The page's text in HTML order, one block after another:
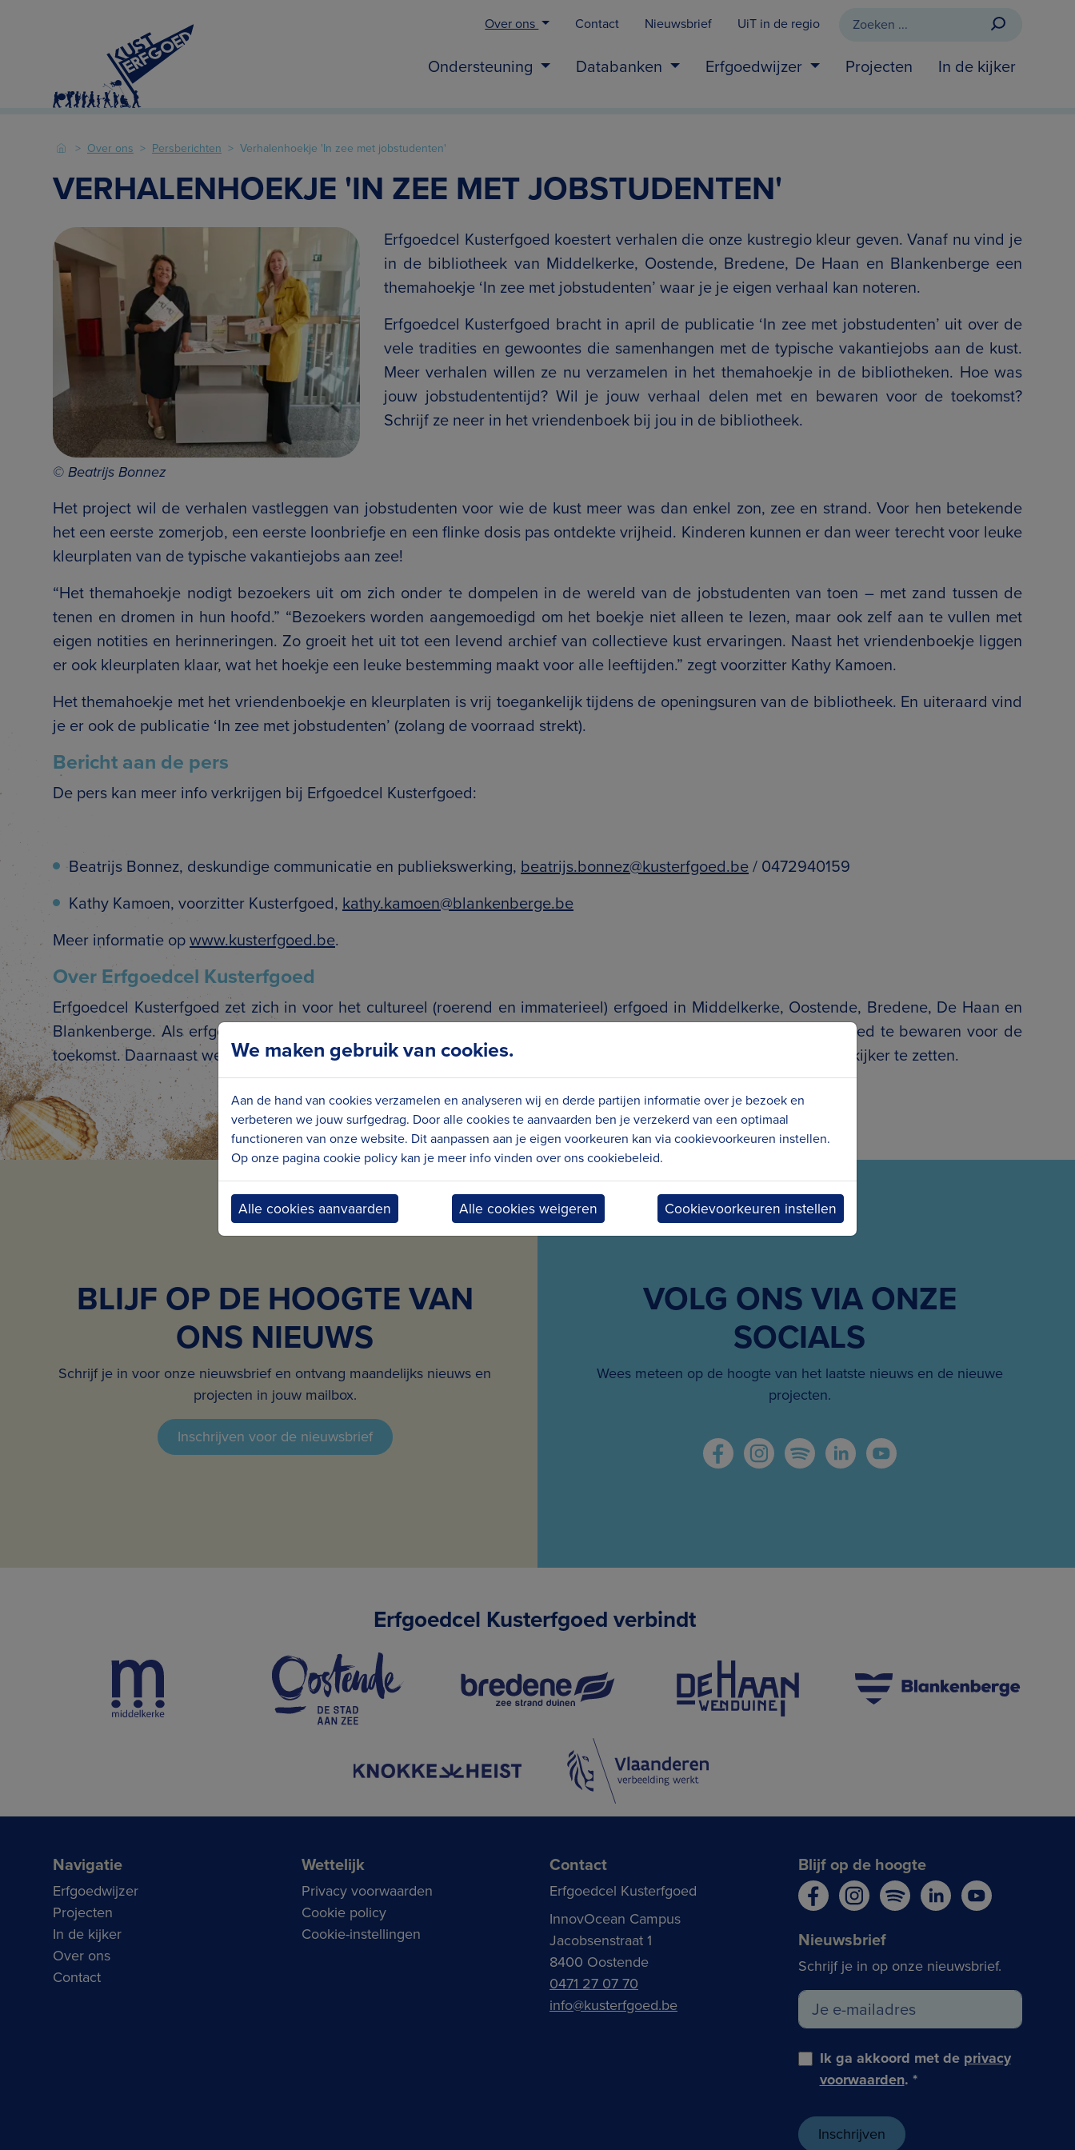
Over ons Contact Nieuwsbrief UiT in de regio
Ondersteuning Databanken Erfgoedwijzer Projecten In de kijker
Over ons Persberichten Verhalenhoekje 'In zee met jobstudenten'
VERHALENHOEKJE 'IN ZEE MET JOBSTUDENTEN'
© Beatrijs Bonnez
Erfgoedcel Kusterfgoed koestert verhalen die onze kustregio kleur geven. Vanaf nu vind je
in de bibliotheek van Middelkerke, Oostende, Bredene, De Haan en Blankenberge een
themahoekje ‘In zee met jobstudenten’ waar je je eigen verhaal kan noteren.
Erfgoedcel Kusterfgoed bracht in april de publicatie ‘In zee met jobstudenten’ uit over de
vele tradities en gewoontes die samenhangen met de typische vakantiejobs aan de kust.
Meer verhalen willen ze nu verzamelen in het themahoekje in de bibliotheken. Hoe was
jouw jobstudententijd? Wil je jouw verhaal delen met en bewaren voor de toekomst?
Schrijf ze neer in het vriendenboek bij jou in de bibliotheek.
Het project wil de verhalen vastleggen van jobstudenten voor wie de kust meer was dan enkel zon, zee en strand. Voor hen betekende
het een eerste zomerjob, een eerste loonbriefje en een flinke dosis pas ontdekte vrijheid. Kinderen kunnen er dan weer terecht voor leuke
kleurplaten van de typische vakantiejobs aan zee!
“Het themahoekje nodigt bezoekers uit om zich onder te dompelen in de wereld van de jobstudenten van toen – met zand tussen de
tenen en dromen in hun hoofd.” “Bezoekers worden aangemoedigd om het boekje niet alleen te lezen, maar ook zelf aan te vullen met
eigen notities en herinneringen. Zo groeit het uit tot een levend archief van collectieve kust ervaringen. Naast het vriendenboekje liggen
er ook kleurplaten klaar, wat het hoekje een leuke bestemming maakt voor alle leeftijden.” zegt voorzitter Kathy Kamoen.
Het themahoekje met het vriendenboekje en kleurplaten is vrij toegankelijk tijdens de openingsuren van de bibliotheek. En uiteraard vind
je er ook de publicatie ‘In zee met jobstudenten’ (zolang de voorraad strekt).
Bericht aan de pers
De pers kan meer info verkrijgen bij Erfgoedcel Kusterfgoed:
Beatrijs Bonnez, deskundige communicatie en publiekswerking, beatrijs.bonnez@kusterfgoed.be/ 0472940159
Kathy Kamoen, voorzitter Kusterfgoed, kathy.kamoen@blankenberge.be
Meer informatie opwww.kusterfgoed.be.
Over Erfgoedcel Kusterfgoed
Erfgoedcel Kusterfgoed zet zich in voor het cultureel (roerend en immaterieel) erfgoed in Middelkerke, Oostende, Bredene, De Haan en
Blankenberge. Als erfgoedcel ondersteunen we de werking en de projecten van lokale erfgoedspelers om erfgoed te bewaren voor de
toekomst. Daarnaast werken we eigen projecten uit, zoals ‘In zee met jobstudenten’, om lokaal (kust)erfgoed in de kijker te zetten.
BLIJF OP DE HOOGTE VAN
ONS NIEUWS
Schrijf je in voor onze nieuwsbrief en ontvang maandelijks nieuws en
projecten in jouw mailbox.
Inschrijven voor de nieuwsbrief
VOLG ONS VIA ONZE
SOCIALS
Wees meteen op de hoogte van het laatste nieuws en de nieuwe
projecten.
Erfgoedcel Kusterfgoed verbindt
Navigatie
Erfgoedwijzer
Projecten
In de kijker
Over ons
Contact
Wettelijk
Privacy voorwaarden
Cookie policy
Cookie-instellingen
Contact
Erfgoedcel Kusterfgoed
InnovOcean Campus
Jacobsenstraat 1
8400 Oostende
0471 27 07 70
info@kusterfgoed.be
Blijf op de hoogte
Nieuwsbrief
Schrijf je in op onze nieuwsbrief.
Ik ga akkoord met de privacy
voorwaarden. *
We maken gebruik van cookies.
Aan de hand van cookies verzamelen en analyseren wij en derde partijen informatie over je bezoek en
verbeteren we jouw surfgedrag. Door alle cookies te aanvaarden ben je verzekerd van een optimaal
functioneren van onze website. Dit aanpassen aan je eigen voorkeuren kan via cookievoorkeuren instellen.
Op onze pagina cookie policy kan je meer info vinden over ons cookiebeleid.
Alle cookies aanvaarden Alle cookies weigeren Cookievoorkeuren instellen